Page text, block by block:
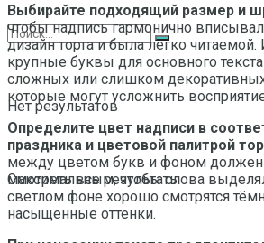
Нет результатов
Смотреть все результаты
Выбирайте подходящий размер и
чтобы надпись гармонично
дизайн торта и была легко читаемой.
крупные буквы для основного текста
сложных или слишком
которые могут усложнить
Определите цвет надписи в
праздника и цветовой палитрой
между цветом букв и фоном
максимальным, чтобы слова
светлом фоне хорошо смотрятся
насыщенные оттенки.